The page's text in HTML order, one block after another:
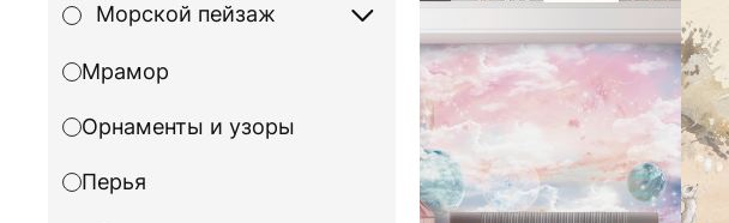
Морской пейзаж
Мрамор
Орнаменты и узоры
Перья